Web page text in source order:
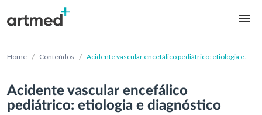
Home / Conteúdos / Acidente vascular encefálico pediátrico: etiologia e
Acidente vascular encefálico
pediátrico: etiologia e diagnóstico